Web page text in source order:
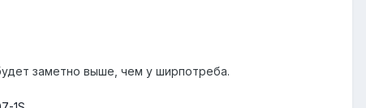
заметно выше, чем у ширпотреба.